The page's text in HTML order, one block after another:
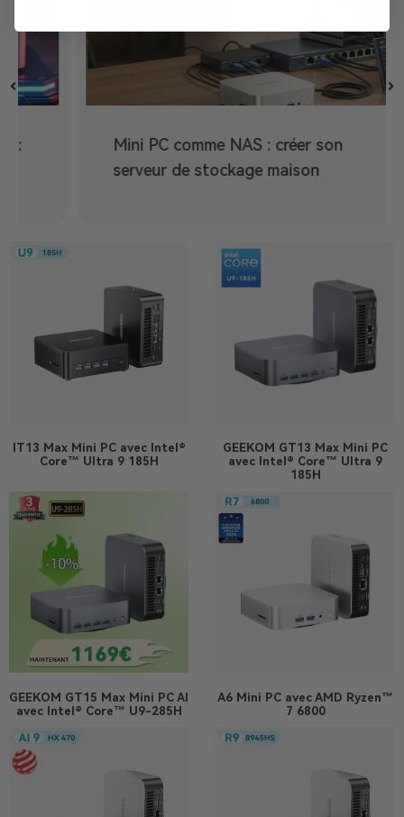
Mini PC comme NAS : créer son
serveur de stockage maison
IT13 MaxMini PC avec Intel®
Core™ Ultra 9 185H
GEEKOM GT13 Max Mini PC
avec Intel® Core™ Ultra 9
185H
GEEKOM GT15 Max Mini PC AI
avec Intel® Core™ U9-285H
A6 Mini PC avec AMD Ryzen™
7 6800